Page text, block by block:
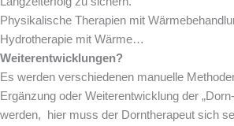
Physikalische Therapien mit
Hydrotherapie mit Wärme…
Weiterentwicklungen?
Es werden verschiedenen manuelle
Ergänzung oder Weiterentwicklung der
werden, hier muss der Dorntherapeut sich